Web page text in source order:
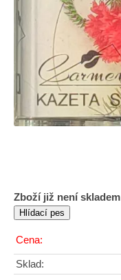
Zboží již není skladem
Cena:
Sklad: